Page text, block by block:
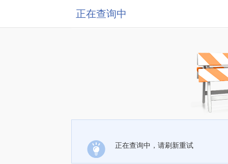
正在查询中
正在查询中，请刷新重试